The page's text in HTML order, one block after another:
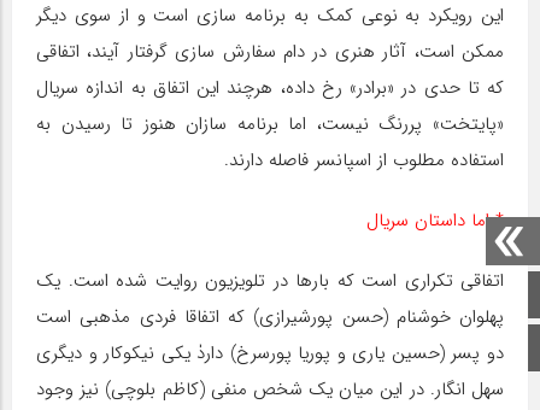
صفحه اصلی
اینستاگرام
این رویکرد به نوعی کمک به برنامه سازی است و از سوی دیگر
ممکن است، آثار هنری در دام سفارش سازی گرفتار آیند، اتفاقی
که تا حدی در «برادر» رخ داده، هرچند این اتفاق به اندازه سریال
«پایتخت» پررنگ نیست، اما برنامه سازان هنوز تا رسیدن به
استفاده مطلوب از اسپانسر فاصله دارند.
* اما داستان سریال
اتفاقی تکراری است که بارها در تلویزیون روایت شده است. یک
پهلوان خوشنام (حسن پورشیرازی) که اتفاقا فردی مذهبی است
دو پسر (حسین یاری و پوریا پورسرخ) داردٰ یکی نیکوکار و دیگری
سهل انگار. در این میان یک شخص منفی (کاظم بلوچی) نیز وجود